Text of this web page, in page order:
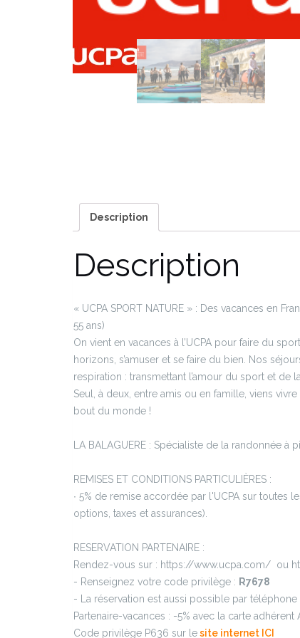
Description
Description
« UCPA SPORT NATURE » : Des vacances en
55 ans)
On vient en vacances à l’UCPA pour faire du
horizons, s’amuser et se faire du bien. Nos
respiration : transmettant l’amour du sport et de
Seul, à deux, entre amis ou en famille, viens
bout du monde !
LA BALAGUERE : Spécialiste de la randonnée à
REMISES ET CONDITIONS PARTICULIÈRES :
∙ 5% de remise accordée par l'UCPA sur toutes
options, taxes et assurances).
RESERVATION PARTENAIRE :
Rendez-vous sur : https://www.ucpa.com/ ou
- Renseignez votre code privilège : R7678
- La réservation est aussi possible par
Partenaire-vacances : -5% avec la carte adhérent
Code privilège P636 sur lesite internet ICI